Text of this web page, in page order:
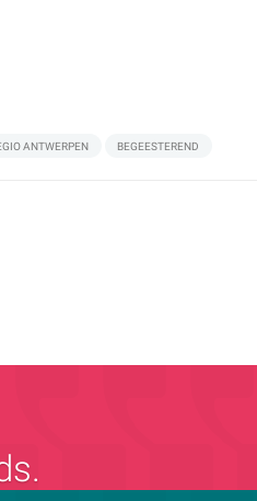
ANTWERPEN BEGEESTEREND